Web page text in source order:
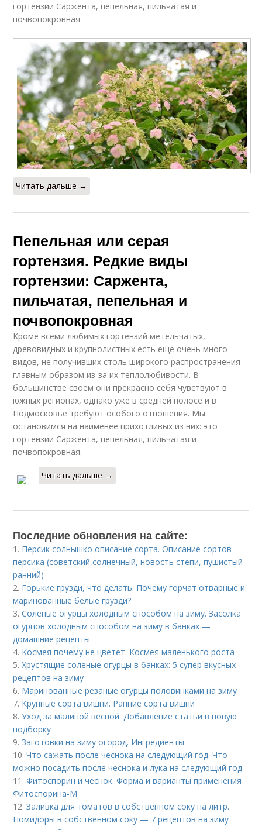
гортензии Саржента, пепельная, пильчатая и
почвопокровная.
Читать дальше →
Пепельная или серая
гортензия. Редкие виды
гортензии: Саржента,
пильчатая, пепельная и
почвопокровная
Кроме всеми любимых гортензий метельчатых,
древовидных и крупнолистных есть еще очень много
видов, не получивших столь широкого распространения
главным образом из-за их теплолюбивости. В
большинстве своем они прекрасно себя чувствуют в
южных регионах, однако уже в средней полосе и в
Подмосковье требуют особого отношения. Мы
остановимся на наименее прихотливых из них: это
гортензии Саржента, пепельная, пильчатая и
почвопокровная.
Читать дальше →
Последние обновления на сайте:
1. Персик солнышко описание сорта. Описание сортов
персика (советский,солнечный, новость степи, пушистый
ранний)
2. Горькие грузди, что делать. Почему горчат отварные и
маринованные белые грузди?
3.Соленые огурцы холодным способом на зиму. Засолка
огурцов холодным способом на зиму в банках —
домашние рецепты
4. Космея почему не цветет. Космея маленького роста
5.Хрустящие соленые огурцы в банках: 5 супер вкусных
рецептов на зиму
6. Маринованные резаные огурцы половинками на зиму
7. Крупные сорта вишни. Ранние сорта вишни
8.Уход за малиной весной. Добавление статьи в новую
подборку
9.Заготовки на зиму огород. Ингредиенты:
10.Что сажать после чеснока на следующий год. Что
можно посадить после чеснока и лука на следующий год
11.Фитоспорин и чеснок. Форма и варианты применения
Фитоспорина-М
12.Заливка для томатов в собственном соку на литр.
Помидоры в собственном соку — 7 рецептов на зиму